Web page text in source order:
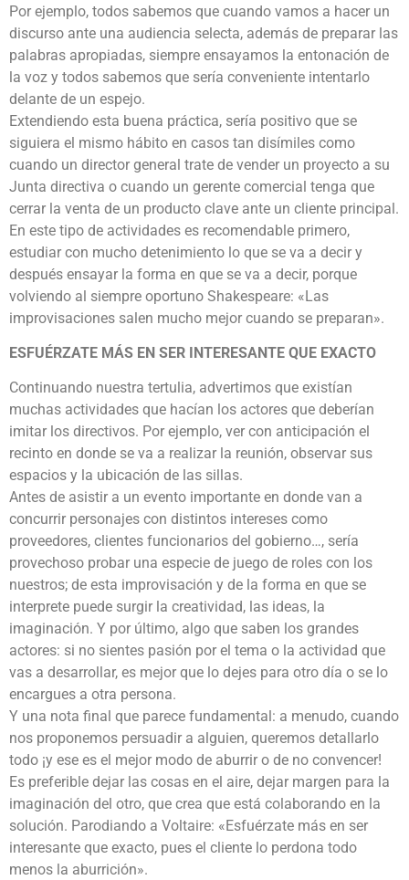
Por ejemplo, todos sabemos que cuando vamos a hacer un
discurso ante una audiencia selecta, además de preparar las
palabras apropiadas, siempre ensayamos la entonación de
la voz y todos sabemos que sería conveniente intentarlo
delante de un espejo.
Extendiendo esta buena práctica, sería positivo que se
siguiera el mismo hábito en casos tan disímiles como
cuando un director general trate de vender un proyecto a su
Junta directiva o cuando un gerente comercial tenga que
cerrar la venta de un producto clave ante un cliente principal.
En este tipo de actividades es recomendable primero,
estudiar con mucho detenimiento lo que se va a decir y
después ensayar la forma en que se va a decir, porque
volviendo al siempre oportuno Shakespeare: «Las
improvisaciones salen mucho mejor cuando se preparan».
ESFUÉRZATE MÁS EN SER INTERESANTE QUE EXACTO
Continuando nuestra tertulia, advertimos que existían
muchas actividades que hacían los actores que deberían
imitar los directivos. Por ejemplo, ver con anticipación el
recinto en donde se va a realizar la reunión, observar sus
espacios y la ubicación de las sillas.
Antes de asistir a un evento importante en donde van a
concurrir personajes con distintos intereses como
proveedores, clientes funcionarios del gobierno…, sería
provechoso probar una especie de juego de roles con los
nuestros; de esta improvisación y de la forma en que se
interprete puede surgir la creatividad, las ideas, la
imaginación. Y por último, algo que saben los grandes
actores: si no sientes pasión por el tema o la actividad que
vas a desarrollar, es mejor que lo dejes para otro día o se lo
encargues a otra persona.
Y una nota final que parece fundamental: a menudo, cuando
nos proponemos persuadir a alguien, queremos detallarlo
todo ¡y ese es el mejor modo de aburrir o de no convencer!
Es preferible dejar las cosas en el aire, dejar margen para la
imaginación del otro, que crea que está colaborando en la
solución. Parodiando a Voltaire: «Esfuérzate más en ser
interesante que exacto, pues el cliente lo perdona todo
menos la aburrición».